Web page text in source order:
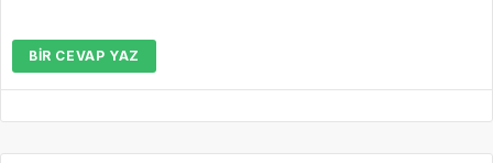
BIR CEVAP YAZ